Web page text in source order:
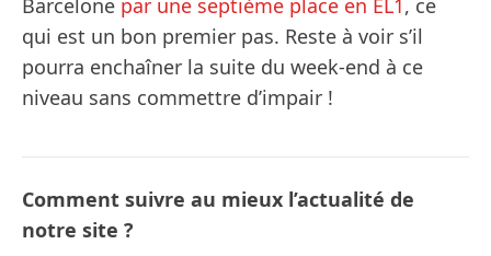
Barcelone par une septième place en EL1, ce
qui est un bon premier pas. Reste à voir s’il
pourra enchaîner la suite du week-end à ce
niveau sans commettre d’impair !
Comment suivre au mieux l’actualité de
notre site ?